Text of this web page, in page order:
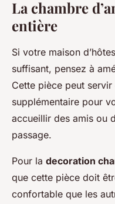
La chambre
entière
Si votre maison
suffisant, pensez à
Cette pièce peut
supplémentaire pour
accueillir des amis ou
passage.
Pour la decoration
que cette pièce doit
confortable que les